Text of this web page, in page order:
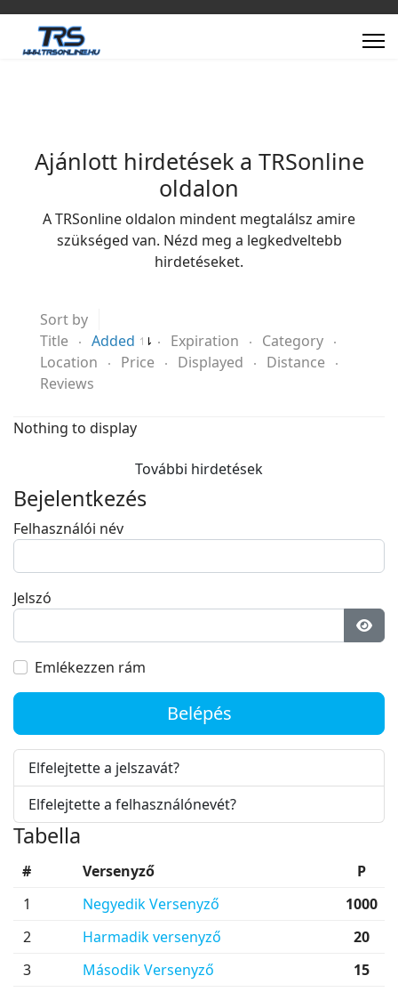
Ajánlott hirdetések a TRSonline
oldalon
A TRSonline oldalon mindent megtalálsz amire
szükséged van. Nézd meg a legkedveltebb
hirdetéseket.
Sort by
Title
Added Expiration
Category
Location
Price Displayed
Distance
Reviews
Nothing to display
További hirdetések
Bejelentkezés
Felhasználói név
Jelszó
Emlékezzen rám
Belépés
Elfelejtette a jelszavát?
Elfelejtette a felhasználónevét?
Tabella
# Versenyző
P
1
Negyedik Versenyző
1000
2
Harmadik versenyző
20
3
Második Versenyző
15